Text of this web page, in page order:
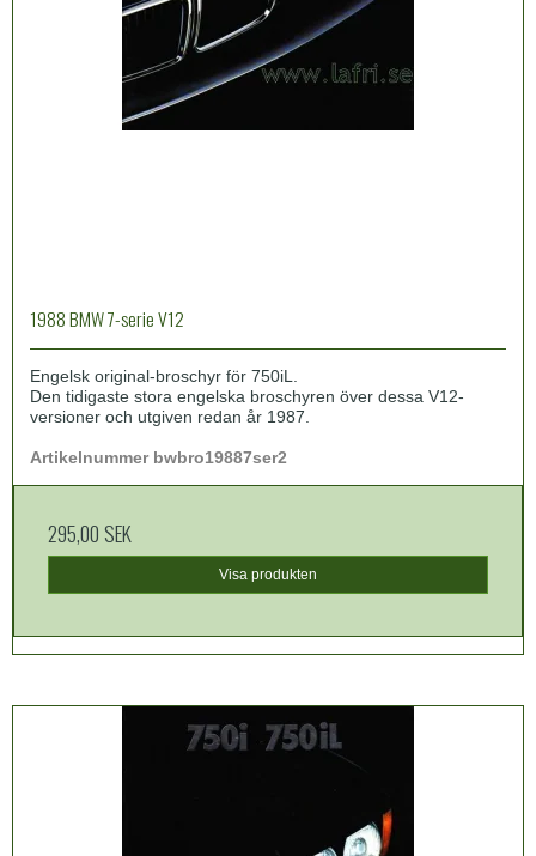
1988 BMW 7-serie V12
Engelsk original-broschyr för 750iL.
Den tidigaste stora engelska broschyren över dessa V12-
versioner och utgiven redan år 1987.
Artikelnummer bwbro19887ser2
295,00 SEK
Visa produkten